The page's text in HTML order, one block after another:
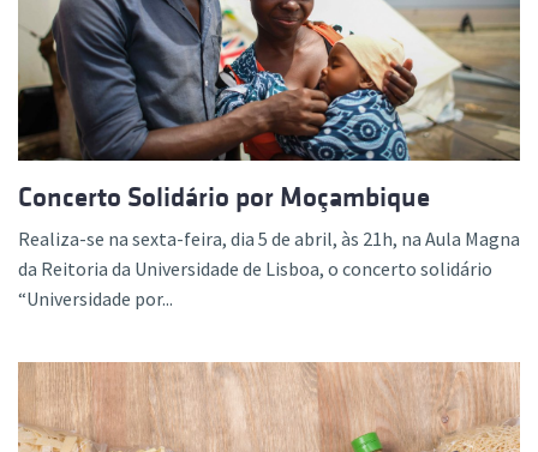
Concerto Solidário por Moçambique
Realiza-se na sexta-feira, dia 5 de abril, às 21h, na Aula Magna
da Reitoria da Universidade de Lisboa, o concerto solidário
“Universidade por...